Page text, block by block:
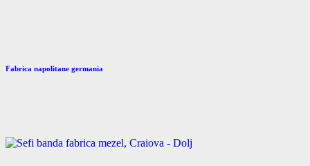
Fabrica napolitane germania